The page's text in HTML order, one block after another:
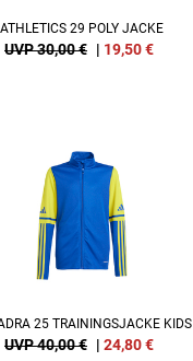
ATHLETICS 29 POLY JACKE
UVP 30,00 € | 19,50€
25 TRAININGSJACKE KIDS
UVP 40,00 € | 24,80€